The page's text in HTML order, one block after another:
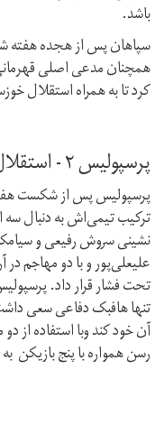
باشد.
سپاهان پس از هجده هفته
همچنان مدعی اصلی
کرد تا به همراه استقلال
پرسپولیس ۲ - استقلال خوزستان ۰
پرسپولیس پس از شکست
ترکیب تیمی‌اش به دنبال سه
نشینی سروش رفیعی و
تحت فشار قرار داد.
تنها هافبک دفاعی سعی
آن خود کند وبا استفاده از
رسن همواره با پنج بازیکن